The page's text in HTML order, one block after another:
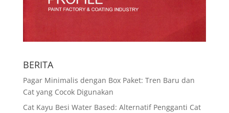
BERITA
Pagar Minimalis dengan Box Paket: Tren Baru dan
Cat yang Cocok Digunakan
Cat Kayu Besi Water Based: Alternatif Pengganti Cat